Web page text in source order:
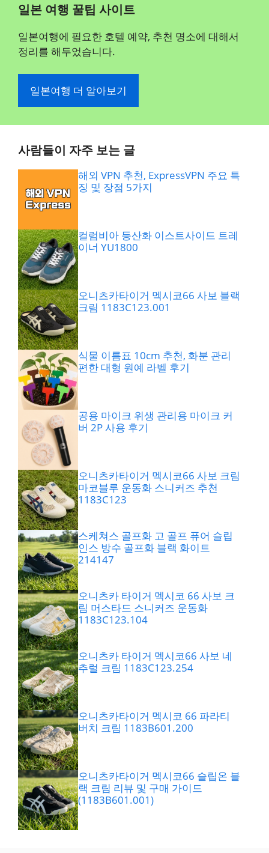
일본 여행 꿀팁 사이트
일본여행에 필요한 호텔 예약, 추천 명소에 대해서
정리를 해두었습니다.
일본여행 더 알아보기
사람들이 자주 보는 글
해외 VPN 추천, ExpressVPN 주요 특
징 및 장점 5가지
컬럼비아 등산화 이스트사이드 트레
이너 YU1800
오니츠카타이거 멕시코66 사보 블랙
크림 1183C123.001
식물 이름표 10cm 추천, 화분 관리
편한 대형 원예 라벨 후기
공용 마이크 위생 관리용 마이크 커
버 2P 사용 후기
오니츠카타이거 멕시코66 사보 크림
마코블루 운동화 스니커즈 추천
1183C123
스케쳐스 골프화 고 골프 퓨어 슬립
인스 방수 골프화 블랙 화이트
214147
오니츠카 타이거 멕시코 66 사보 크
림 머스타드 스니커즈 운동화
1183C123.104
오니츠카 타이거 멕시코66 사보 네
추럴 크림 1183C123.254
오니츠카타이거 멕시코 66 파라티
버치 크림 1183B601.200
오니츠카타이거 멕시코66 슬립온 블
랙 크림 리뷰 및 구매 가이드
(1183B601.001)